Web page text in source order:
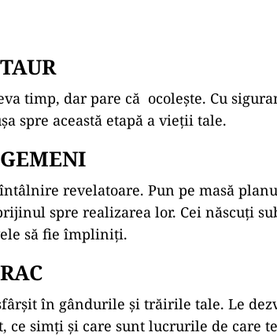
timp, dar pare că ocolește. Cu
spre această etapă a vieții tale.
revelatoare. Pun pe masă
spre realizarea lor. Cei născuți
să fie împliniți.
în gândurile și trăirile tale. Le
ce simți și care sunt lucrurile de care te